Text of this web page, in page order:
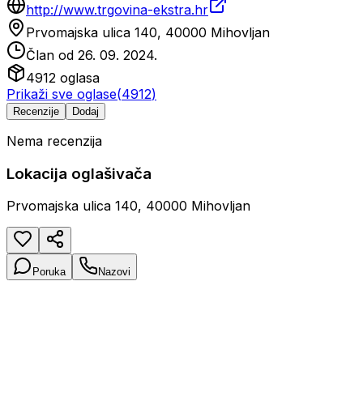
http://www.trgovina-ekstra.hr
Prvomajska ulica 140, 40000 Mihovljan
Član od 26. 09. 2024.
4912 oglasa
Prikaži sve oglase(4912)
Recenzije Dodaj
Nema recenzija
Lokacija oglašivača
Prvomajska ulica 140, 40000 Mihovljan
Poruka Nazovi